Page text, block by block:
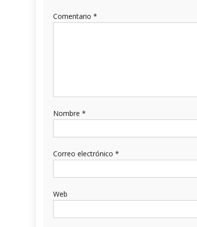
Comentario *
Nombre *
Correo electrónico *
Web